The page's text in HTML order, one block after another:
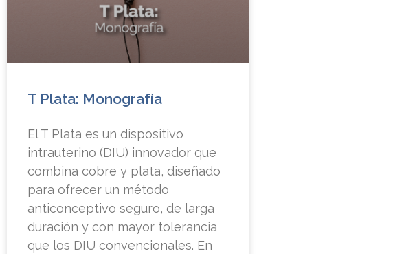
T Plata: Monografía
El T Plata es un dispositivo
intrauterino (DIU) innovador que
combina cobre y plata, diseñado
para ofrecer un método
anticonceptivo seguro, de larga
duración y con mayor tolerancia
que los DIU convencionales. En